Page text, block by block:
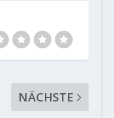
NÄCHSTE